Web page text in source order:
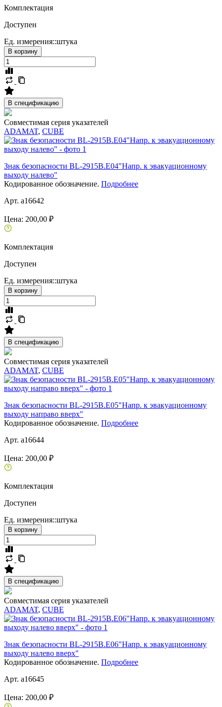
Комплектация
Доступен
Ед. измерения::штука
В корзину
В спецификацию
Совместимая серия указателей
ADAMAT, CUBE
Знак безопасности BL-2915B.E04"Напр. к эвакуационному
выходу налево"
Кодированное обозначение. Подробнее
Арт. a16642
Цена: 200,00 ₽
Комплектация
Доступен
Ед. измерения::штука
В корзину
В спецификацию
Совместимая серия указателей
ADAMAT, CUBE
Знак безопасности BL-2915B.E05"Напр. к эвакуационному
выходу направо вверх"
Кодированное обозначение. Подробнее
Арт. a16644
Цена: 200,00 ₽
Комплектация
Доступен
Ед. измерения::штука
В корзину
В спецификацию
Совместимая серия указателей
ADAMAT, CUBE
Знак безопасности BL-2915B.E06"Напр. к эвакуационному
выходу налево вверх"
Кодированное обозначение. Подробнее
Арт. a16645
Цена: 200,00 ₽